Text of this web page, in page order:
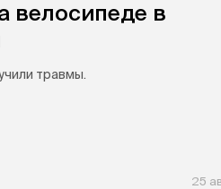
велосипеде в
травмы.
25